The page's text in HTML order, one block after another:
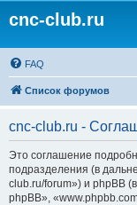
cnc-club.ru
FAQ
Список форумов
cnc-club.ru -
Это соглашение
подразделения (в
club.ru/forum») и phpBB
phpBB»,